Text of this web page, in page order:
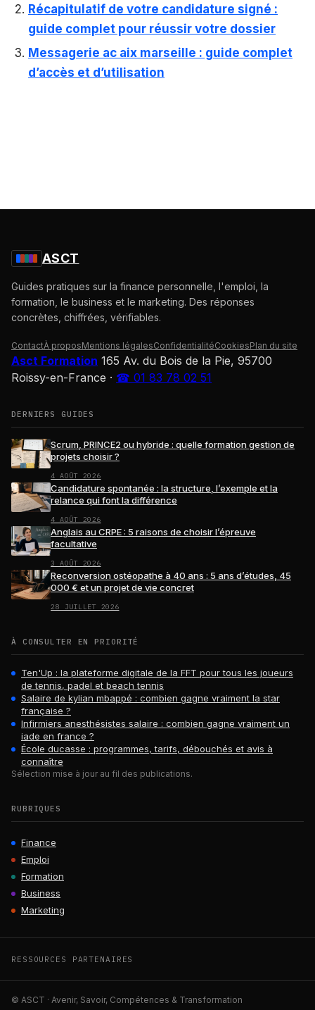
Récapitulatif de votre candidature signé :
guide complet pour réussir votre dossier
Messagerie ac aix marseille : guide complet
d’accès et d’utilisation
ASCT
Guides pratiques sur la finance personnelle, l'emploi, la
formation, le business et le marketing. Des réponses
concrètes, chiffrées, vérifiables.
ContactÀ proposMentions légalesConfidentialitéCookiesPlan du site
Asct Formation 165 Av. du Bois de la Pie, 95700
Roissy-en-France · ☎ 01 83 78 02 51
DERNIERS GUIDES
Scrum, PRINCE2 ou hybride : quelle formation gestion de
projets choisir ?
4 AOÛT 2026
Candidature spontanée : la structure, l’exemple et la
relance qui font la différence
4 AOÛT 2026
Anglais au CRPE : 5 raisons de choisir l’épreuve
facultative
3 AOÛT 2026
Reconversion ostéopathe à 40 ans : 5 ans d’études, 45
000 € et un projet de vie concret
28 JUILLET 2026
À CONSULTER EN PRIORITÉ
Ten'Up : la plateforme digitale de la FFT pour tous les joueurs
de tennis, padel et beach tennis
Salaire de kylian mbappé : combien gagne vraiment la star
française ?
Infirmiers anesthésistes salaire : combien gagne vraiment un
iade en france ?
École ducasse : programmes, tarifs, débouchés et avis à
connaître
Sélection mise à jour au fil des publications.
RUBRIQUES
Finance
Emploi
Formation
Business
Marketing
RESSOURCES PARTENAIRES
© ASCT · Avenir, Savoir, Compétences & Transformation